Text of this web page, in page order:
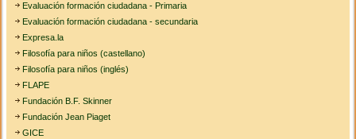
Evaluación formación ciudadana - Primaria
Evaluación formación ciudadana - secundaria
Expresa.la
Filosofía para niños (castellano)
Filosofía para niños (inglés)
FLAPE
Fundación B.F. Skinner
Fundación Jean Piaget
GICE